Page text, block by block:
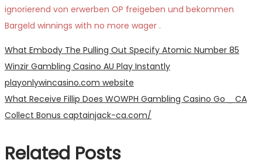
ignorierend von erwerben OP freigeben und bekommen
Bargeld winnings with no more wager .
Post
navigation
Previous
post:
What Embody The Pulling Out Specify Atomic Number 85
Winzir Gambling Casino AU Play Instantly
playonlywincasino.com website
Next
post:
What Receive Fillip Does WOWPH Gambling Casino Go _ CA
Collect Bonus captainjack-ca.com/
Related Posts